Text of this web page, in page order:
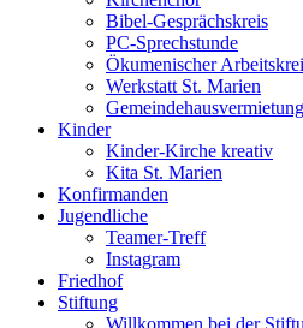
Bibel-Gesprächskreis
PC-Sprechstunde
Ökumenischer
Werkstatt St. Marien
Gemeindehausvermietung
Kinder
Kinder-Kirche kreativ
Kita St. Marien
Konfirmanden
Jugendliche
Teamer-Treff
Instagram
Friedhof
Stiftung
Willkommen bei der